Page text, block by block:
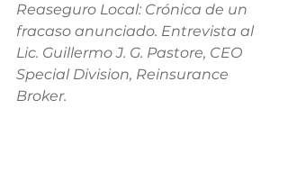
Reaseguro Local: Crónica de un
fracaso anunciado. Entrevista al
Lic. Guillermo J. G. Pastore, CEO
Special Division, Reinsurance
Broker.